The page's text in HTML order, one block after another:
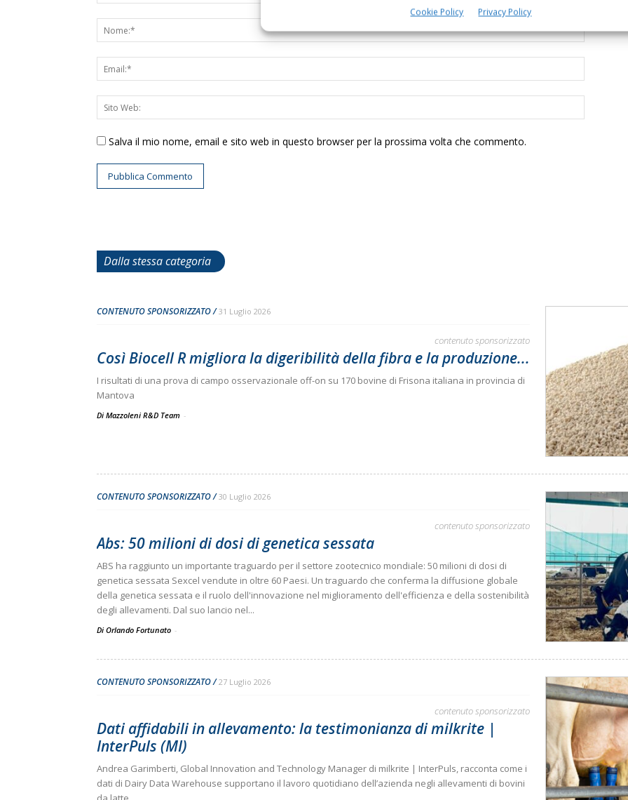
Cookie Policy Privacy Policy
Salva il mio nome, email e sito web in questo browser per la prossima volta che commento.
Dalla stessa categoria
CONTENUTO SPONSORIZZATO 31 Luglio 2026
contenuto sponsorizzato
Così Biocell R migliora la digeribilità della fibra e la produzione...
I risultati di una prova di campo osservazionale off-on su 170 bovine di Frisona italiana in provincia di
Mantova
Di Mazzoleni R&D Team -
CONTENUTO SPONSORIZZATO 30 Luglio 2026
contenuto sponsorizzato
Abs: 50 milioni di dosi di genetica sessata
ABS ha raggiunto un importante traguardo per il settore zootecnico mondiale: 50 milioni di dosi di
genetica sessata Sexcel vendute in oltre 60 Paesi. Un traguardo che conferma la diffusione globale
della genetica sessata e il ruolo dell'innovazione nel miglioramento dell'efficienza e della sostenibilità
degli allevamenti. Dal suo lancio nel...
Di Orlando Fortunato -
CONTENUTO SPONSORIZZATO 27 Luglio 2026
contenuto sponsorizzato
Dati affidabili in allevamento: la testimonianza di milkrite |
InterPuls (MI)
Andrea Garimberti, Global Innovation and Technology Manager di milkrite | InterPuls, racconta come i
dati di Dairy Data Warehouse supportano il lavoro quotidiano dell’azienda negli allevamenti di bovini